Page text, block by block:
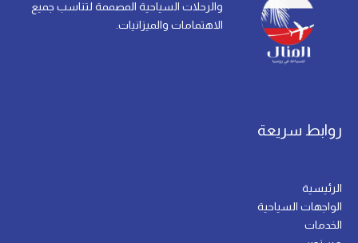
والرحلات السياحية المصممة لتناسب جميع
الاهتمامات والميزانيات.
روابط سريعة
الرئيسية
الواجهات السياحية
الخدمات